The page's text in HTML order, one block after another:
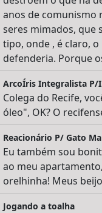
anos de comunismo
seres mimados, que
tipo, onde , é claro,
defenderia. Porque
ArcoÍris Integralista P/
Colega do Recife,
óleo", OK? O
Reacionário P/ Gato
Eu também sou
ao meu
orelhinha! Meus
Jogando a toalha